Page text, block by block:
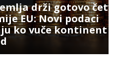
četvrtinu
podaci